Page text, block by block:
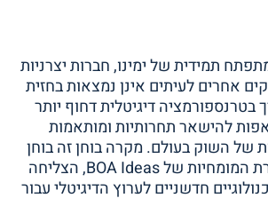
תמידית של ימינו, חברות יצרניות
אחרים לעיתים אינן נמצאות בחזית
בטרנספורמציה דיגיטלית דחוף יותר
להישאר תחרותיות ומותאמות
של השוק בעולם. מקרה בוחן זה בוחן
כיצד "רד סי", בעזרת המומחיות של BOA Ideas, הצליחה
חדשניים לערוץ הדיגיטלי עבור